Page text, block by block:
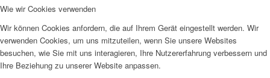
Wie wir Cookies verwenden
Wir können Cookies anfordern, die auf Ihrem Gerät eingestellt werden. Wir
verwenden Cookies, um uns mitzuteilen, wenn Sie unsere Websites
besuchen, wie Sie mit uns interagieren, Ihre Nutzererfahrung verbessern und
Ihre Beziehung zu unserer Website anpassen.